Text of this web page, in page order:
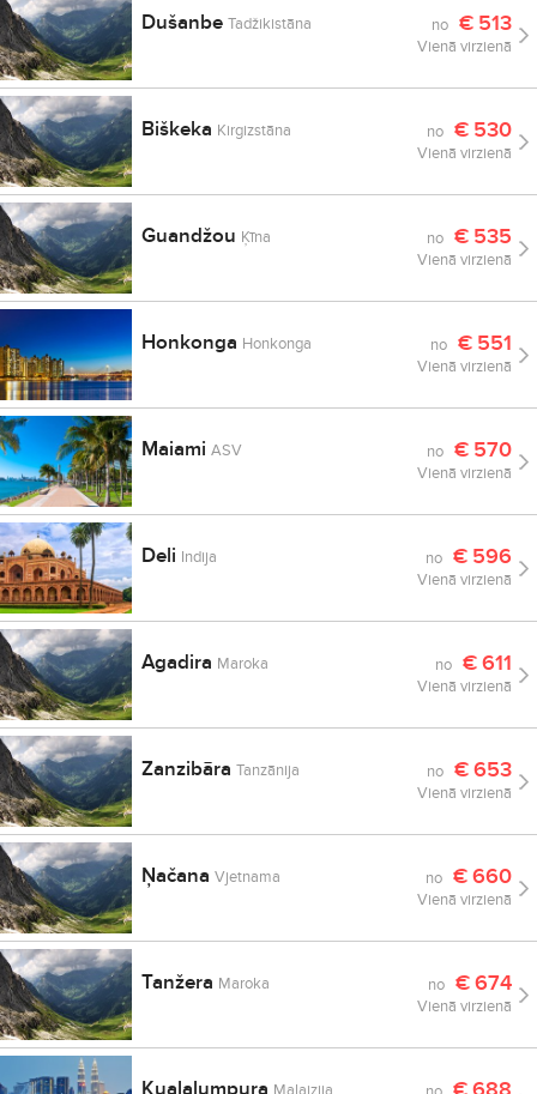
DušanbeTadžikistāna no € 513
Vienā virzienā
Biškeka Kirgizstāna no € 530
Vienā virzienā
Guandžou Ķīna no € 535
Vienā virzienā
Honkonga Honkonga no € 551
Vienā virzienā
MaiamiASV no € 570
Vienā virzienā
Deli Indija no € 596
Vienā virzienā
Agadira Maroka no €611
Vienā virzienā
ZanzibāraTanzānija no €653
Vienā virzienā
ŅačanaVjetnama no €660
Vienā virzienā
Tanžera Maroka no €674
Vienā virzienā
Kualalumpura